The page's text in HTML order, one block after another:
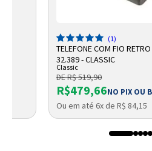
(1)
TELEFONE COM FIO
32.389 - CLASSIC
Classic
DE R$ 519,90
R$479,66NO PIX OU
Ou em até 6x de R$ 84,15